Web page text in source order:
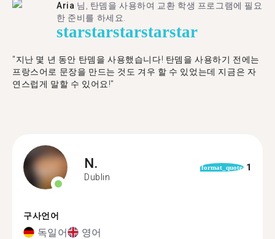
Aria 님, 탄뎀을 사용하여 교환 학생 프로그램에 필요
한 준비를 하세요.
starstarstarstarstar
"​​지난 몇 년 동안 탄뎀을 사용했습니다! 탄뎀을 사용하기 전에는
프랑스어로 문장을 만드는 것도 겨우 할 수 있었는데 지금은 자
연스럽게 말할 수 있어요!"
N.
Dublin
format_quote 1
구사언어
독일어 영어